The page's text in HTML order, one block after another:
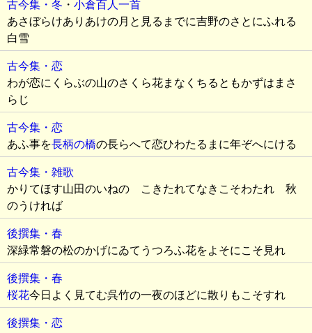
古今集・冬 ・ 小倉百人一首
あさぼらけありあけの月と見るまでに吉野のさとにふれる
白雪
古今集・恋
わが恋にくらぶの山のさくら花まなくちるともかずはまさ
らじ
古今集・恋
あふ事を長柄の橋の長らへて恋ひわたるまに年ぞへにける
古今集・雑歌
かりてほす山田のいねの こきたれてなきこそわたれ 秋
のうければ
後撰集・春
深緑常磐の松のかげにゐてうつろふ花をよそにこそ見れ
後撰集・春
桜花今日よく見てむ呉竹の一夜のほどに散りもこそすれ
後撰集・恋